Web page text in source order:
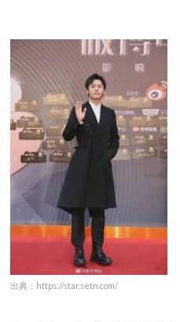
出典：https://star.setn.com/